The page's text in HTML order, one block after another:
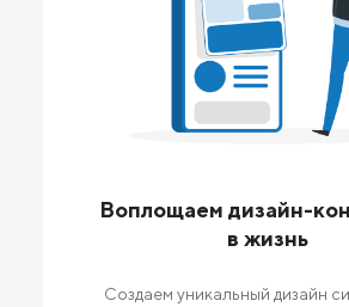
Воплощаем дизайн-
в жизнь
Создаем уникальный дизайн